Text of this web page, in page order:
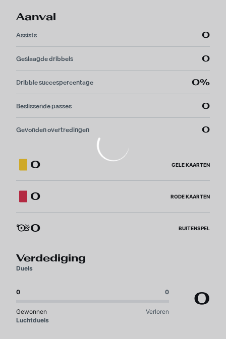
Aanval
Assists 0
Geslaagde dribbels 0
Dribble succespercentage 0%
Beslissende passes 0
Gevonden overtredingen 0
0 GELE KAARTEN
0 RODE KAARTEN
0 BUITENSPEL
Verdediging
Duels
0 0
Gewonnen Verloren
0
Luchtduels